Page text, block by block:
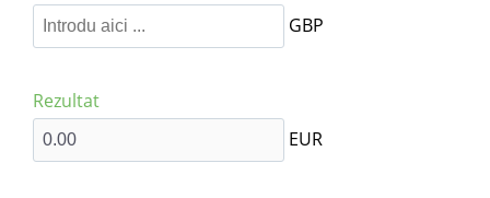
GBP
Rezultat
EUR